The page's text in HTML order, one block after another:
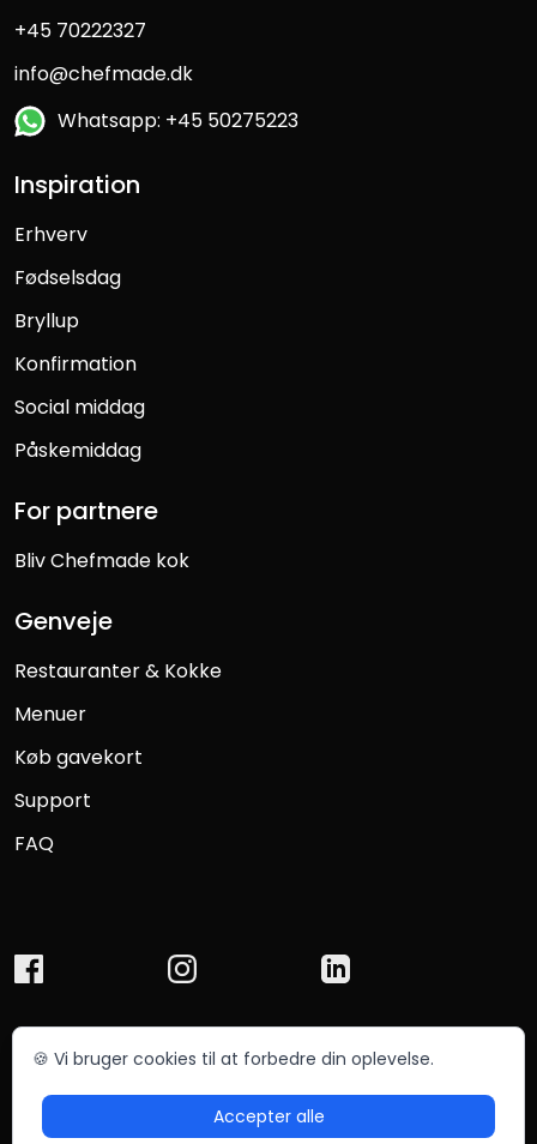
+45 70222327
info@chefmade.dk
Whatsapp: +45 50275223
Inspiration
Erhverv
Fødselsdag
Bryllup
Konfirmation
Social middag
Påskemiddag
For partnere
Bliv Chefmade kok
Genveje
Restauranter & Kokke
Menuer
Køb gavekort
Support
FAQ
© Chefmade ApS 2025
Betingelser
🍪 Vi bruger cookies til at forbedre din oplevelse.
Accepter alle